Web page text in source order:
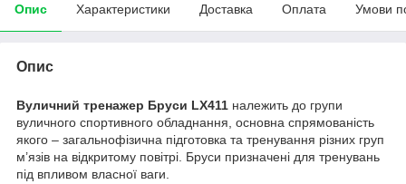
Опис Характеристики Доставка Оплата Умови
Опис
Вуличний тренажер Бруси LX411 належить до групи
вуличного спортивного обладнання, основна спрямованість
якого – загальнофізична підготовка та тренування різних груп
м’язів на відкритому повітрі. Бруси призначені для тренувань
під впливом власної ваги.